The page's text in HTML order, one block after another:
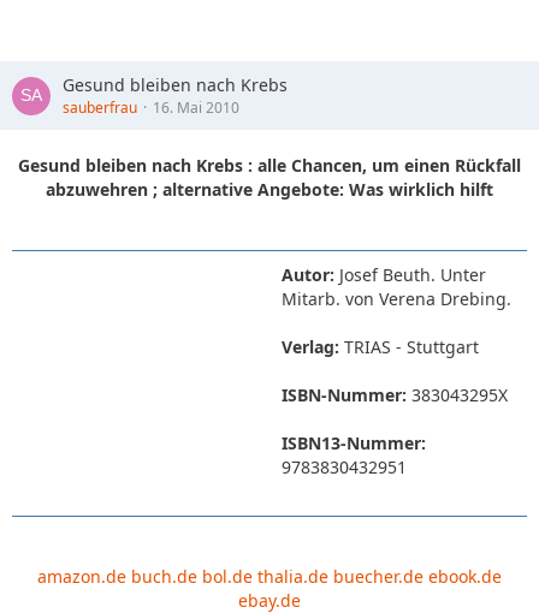
Gesund bleiben nach Krebs
sauberfrau 16. Mai 2010
Gesund bleiben nach Krebs : alle Chancen, um einen Rückfall
abzuwehren ; alternative Angebote: Was wirklich hilft
Autor: Josef Beuth. Unter
Mitarb. von Verena Drebing.
Verlag: TRIAS - Stuttgart
ISBN-Nummer: 383043295X
ISBN13-Nummer:
9783830432951
amazon.de buch.de bol.de thalia.de buecher.de ebook.de
ebay.de